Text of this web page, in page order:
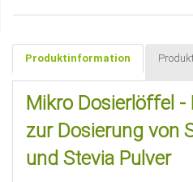
Produktinformation
Mikro Dosierlöffel -
zur Dosierung von
und Stevia Pulver